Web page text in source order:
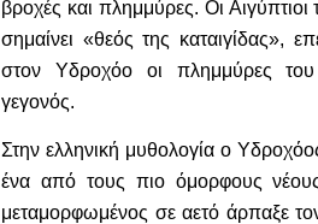
βροχές και πλημμύρες. Οι
σημαίνει «θεός της καταιγίδας»,
στον Υδροχόο οι πλημμύρες του
γεγονός.
Στην ελληνική μυθολογία ο
ένα από τους πιο όμορφους
μεταμορφωμένος σε αετό άρπαξε